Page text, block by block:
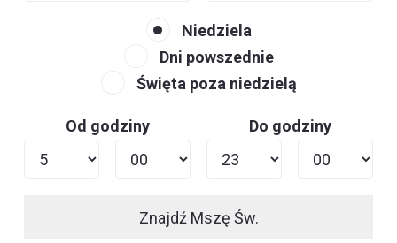
Niedziela
Dni powszednie
Święta poza niedzielą
Od godziny Do godziny
Znajdź Mszę Św.